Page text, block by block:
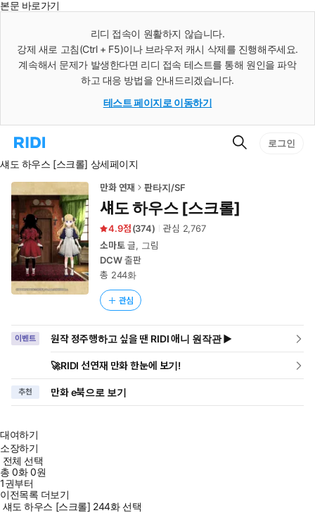
본문 바로가기
리디 접속이 원활하지 않습니다.
강제 새로 고침(Ctrl + F5)이나 브라우저 캐시 삭제를 진행해주세요.
계속해서 문제가 발생한다면 리디 접속 테스트를 통해 원인을 파악
하고 대응 방법을 안내드리겠습니다.
테스트 페이지로 이동하기
리
홈
로
이
동
검
로그인
섀도 하우스 [스크롤] 상세페이지
만화 연재 판타지/SF
섀도 하우스 [스크롤]
4.9 (374) 관심 2,767
소마토글, 그림
DCW출판
총 244화
관심
이벤트 원작 정주행하고 싶을 땐 RIDI 애니 원작관 ▶
🚀RIDI 선연재 만화 한눈에 보기!
추천 만화 e북으로 보기
대여하기
소장하기
전체 선택
총0화0원
1권부터
이전목록 더보기
섀도 하우스 [스크롤] 244화 선택